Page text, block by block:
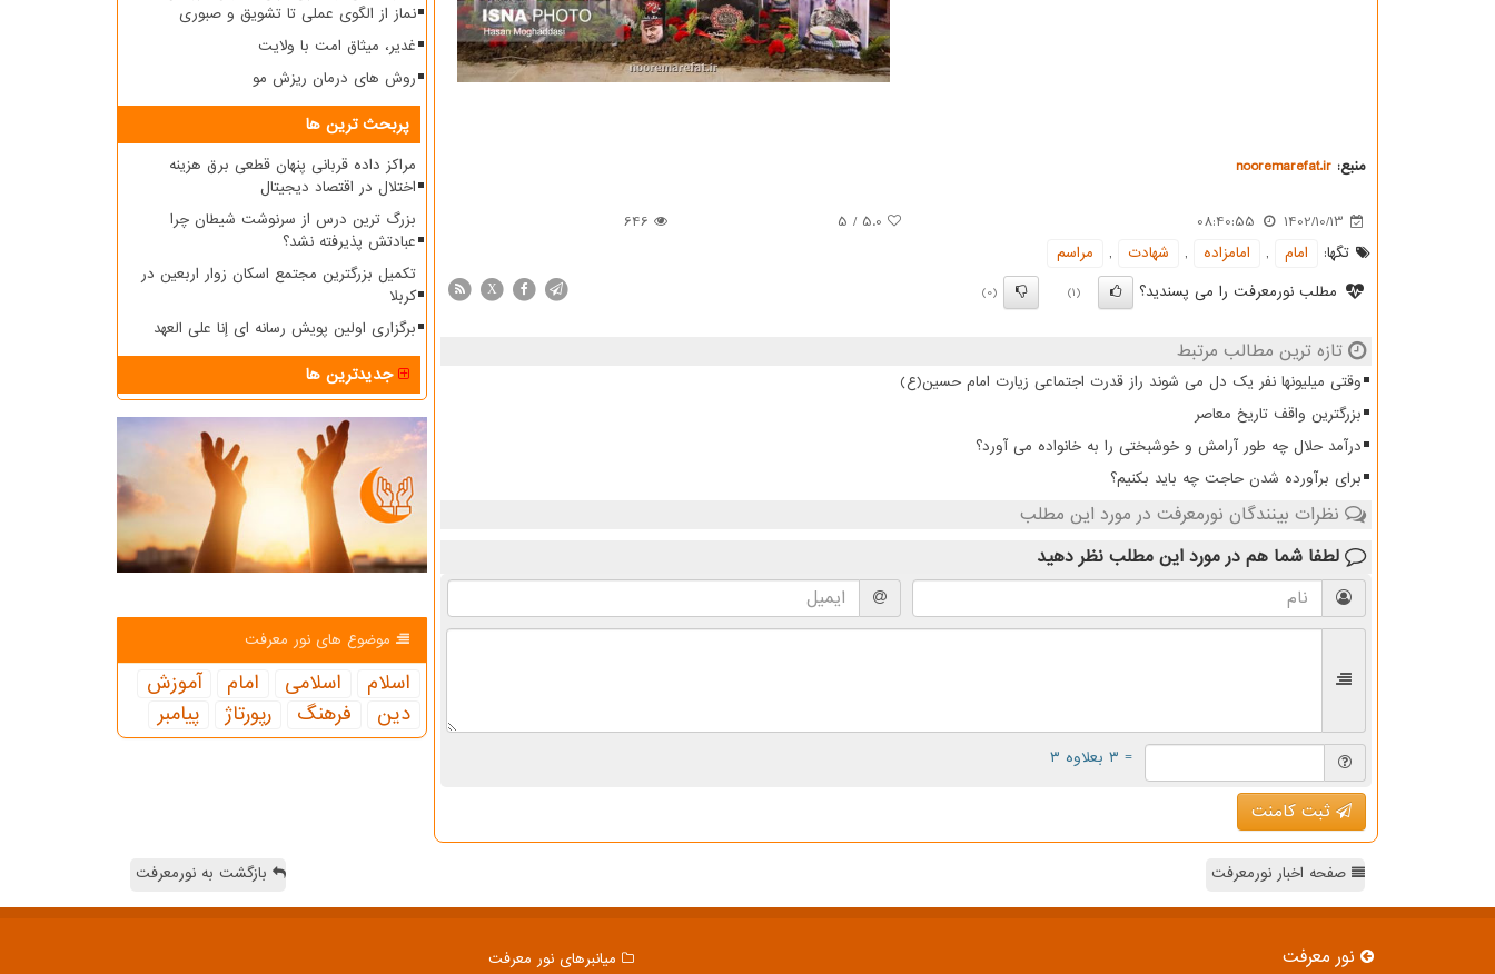
منبع: nooremarefat.ir
1402/10/13
08:40:55
5.0
/
5
646
تگها:
امام , امامزاده , شهادت ,
مراسم
مطلب نورمعرفت را می پسندید؟
(1)
(0)
X
تازه ترین مطالب مرتبط
وقتی میلیونها نفر یک دل می شوند راز قدرت اجتماعی زیارت امام حسین(ع)
بزرگترین واقف تاریخ معاصر
درآمد حلال چه طور آرامش و خوشبختی را به خانواده می آورد؟
برای برآورده شدن حاجت چه باید بکنیم؟
نظرات بینندگان نورمعرفت در مورد این مطلب
لطفا شما هم در مورد این مطلب نظر دهید
= ۳ بعلاوه ۳
ثبت کامنت
نماز از الگوی عملی تا تشویق و صبوری
غدیر، میثاق امت با ولایت
روش های درمان ریزش مو
پربحث ترین ها
مراکز داده قربانی پنهان قطعی برق هزینه
اختلال در اقتصاد دیجیتال
بزرگ ترین درس از سرنوشت شیطان چرا
عبادتش پذیرفته نشد؟
تکمیل بزرگترین مجتمع اسکان زوار اربعین در
کربلا
برگزاری اولین پویش رسانه ای إنا علی العهد
جدیدترین ها
موضوع های نور معرفت
اسلام اسلامی امام
آموزش
دین
فرهنگ رپورتاژ پیامبر
صفحه اخبار نورمعرفت بازگشت به نورمعرفت
نور معرفت میانبرهای نور معرفت